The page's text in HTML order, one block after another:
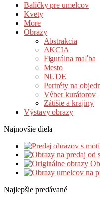
Balíčky pre umelcov
Kvety
More
Obrazy
Abstrakcia
AKCIA
Figurálna maľba
Mesto
NUDE
Portréty na
Výber kurátorov
Zátišie a krajiny
Výstavy obrazy
Najnovšie diela
Najlepšie predávané